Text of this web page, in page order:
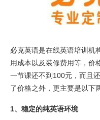
必克英语是在线英语培训机
用成本以及装修费用等，价
一节课还不到100元，而且
了价格之外，更主要是以下
1、稳定的纯英语环境